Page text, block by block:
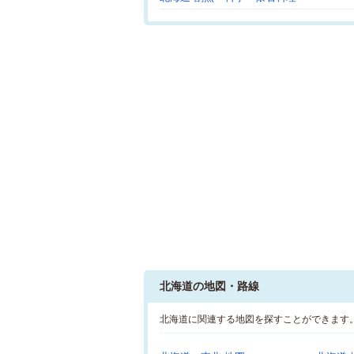
北海道の地図・路線
北海道に関連する地図を探すことができます